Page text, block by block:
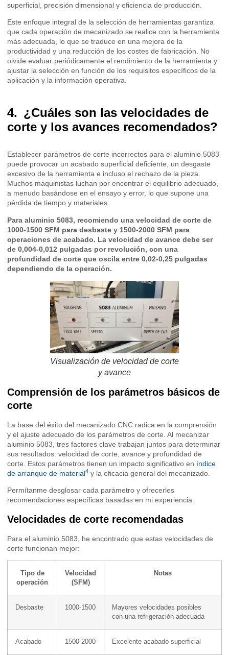
superficial, precisión dimensional y eficiencia de producción.
Este enfoque integral de la selección de herramientas garantiza
que cada operación de mecanizado se realice con la herramienta
más adecuada, lo que se traduce en una mejora de la
productividad y una reducción de los costes de fabricación. No
olvide evaluar periódicamente el rendimiento de la herramienta y
ajustar la selección en función de los requisitos específicos de la
aplicación y la información operativa.
¿Cuáles son las velocidades de
corte y los avances recomendados?
Establecer parámetros de corte incorrectos para el aluminio 5083
puede provocar un acabado superficial deficiente, un desgaste
excesivo de la herramienta e incluso el rechazo de la pieza.
Muchos maquinistas luchan por encontrar el equilibrio adecuado,
a menudo basándose en el ensayo y error, lo que supone una
pérdida de tiempo y materiales.
Para aluminio 5083, recomiendo una velocidad de corte de
1000-1500 SFM para desbaste y 1500-2000 SFM para
operaciones de acabado. La velocidad de avance debe ser
de 0,004-0,012 pulgadas por revolución, con una
profundidad de corte que oscila entre 0,02-0,25 pulgadas
dependiendo de la operación.
Visualización de velocidad de corte
y avance
Comprensión de los parámetros básicos de
corte
La base del éxito del mecanizado CNC radica en la comprensión
y el ajuste adecuado de los parámetros de corte. Al mecanizar
aluminio 5083, tres factores clave trabajan juntos para determinar
sus resultados: velocidad de corte, avance y profundidad de
corte. Estos parámetros tienen un impacto significativo en índice
de arranque de material4 y la eficacia general del mecanizado.
Permítanme desglosar cada parámetro y ofrecerles
recomendaciones específicas basadas en mi experiencia:
Velocidades de corte recomendadas
Para el aluminio 5083, he encontrado que estas velocidades de
corte funcionan mejor:
Tipo de
operación
Velocidad
(SFM)
Notas
Desbaste 1000-1500
Mayores velocidades posibles
con una refrigeración adecuada
Acabado 1500-2000 Excelente acabado superficial